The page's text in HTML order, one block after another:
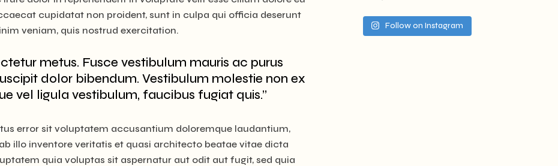
cupidatat non proident, sunt in culpa qui officia deserunt
veniam, quis nostrud exercitation.
metus. Fusce vestibulum mauris ac purus
dolor bibendum. Vestibulum molestie non ex
vel ligula vestibulum, faucibus fugiat quis.”
error sit voluptatem accusantium doloremque laudantium,
illo inventore veritatis et quasi architecto beatae vitae dicta
quia voluptas sit aspernatur aut odit aut fugit, sed quia
Follow on Instagram